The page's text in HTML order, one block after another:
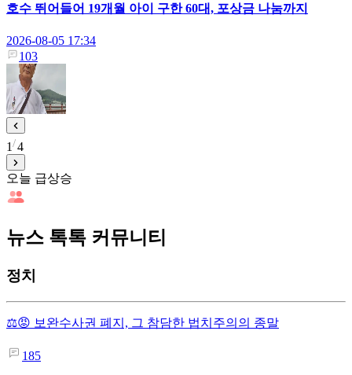
호수 뛰어들어 19개월 아이 구한 60대, 포상금 나눔까지
2026-08-05 17:34
103
1 4
오늘 급상승
뉴스 톡톡 커뮤니티
정치
⚖️😡 보완수사권 폐지, 그 참담한 법치주의의 종말
185